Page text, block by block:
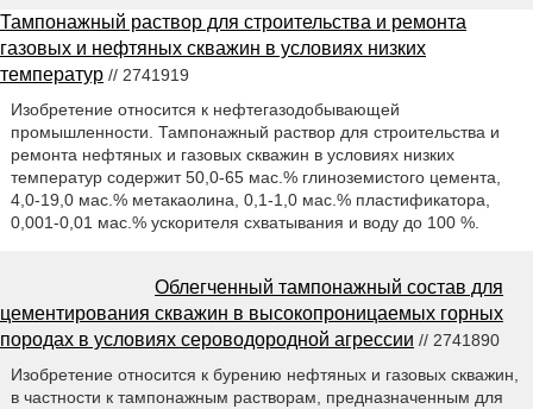
Тампонажный раствор для строительства и ремонта
газовых и нефтяных скважин в условиях низких
температур // 2741919
Изобретение относится к нефтегазодобывающей
промышленности. Тампонажный раствор для строительства и
ремонта нефтяных и газовых скважин в условиях низких
температур содержит 50,0-65 мас.% глиноземистого цемента,
4,0-19,0 мас.% метакаолина, 0,1-1,0 мас.% пластификатора,
0,001-0,01 мас.% ускорителя схватывания и воду до 100 %.
Облегченный тампонажный состав для
цементирования скважин в высокопроницаемых горных
породах в условиях сероводородной агрессии // 2741890
Изобретение относится к бурению нефтяных и газовых скважин,
в частности к тампонажным растворам, предназначенным для